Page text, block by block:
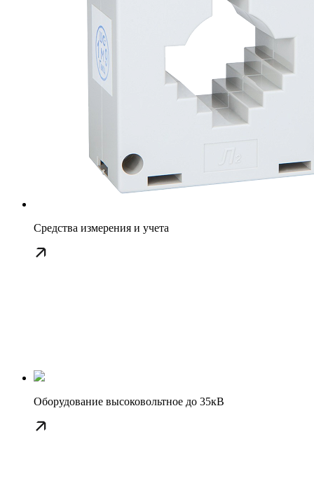
Средства измерения и учета
Оборудование высоковольтное до 35кВ